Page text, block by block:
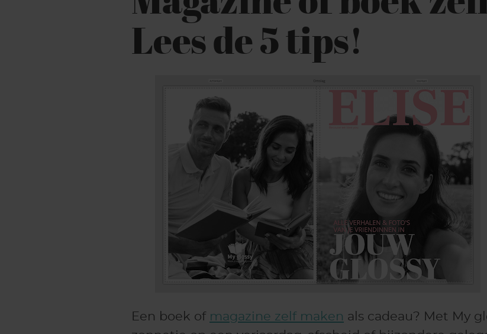
Lees de 5 tips!
Een boek of magazine zelf maken als cadeau? Met My